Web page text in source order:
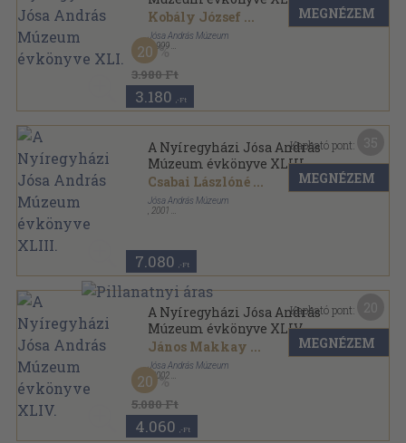
Kobály József ...
Jósa András Múzeum
, 1999
Fűzött kemény papírkötés
A Nyíregyházi Jósa András Múzeum évkönyve
sorozat
3.980 Ft
20
3.180 ,-Ft
MEGNÉZEM
A Nyíregyházi Jósa András
Múzeum évkönyve XLIII.
Csabai Lászlóné ...
Jósa András Múzeum
2001
7.080 ,-Ft
Kapható pont:
MEGNÉZEM
A Nyíregyházi Jósa András
Múzeum évkönyve XLIV.
János Makkay ...
Jósa András Múzeum
, 2002
Fűzött kemény papírkötés
A Nyíregyházi Jósa András Múzeum évkönyve
sorozat
5.080 Ft
20
4.060 ,-Ft
Kapható pont:
MEGNÉZEM